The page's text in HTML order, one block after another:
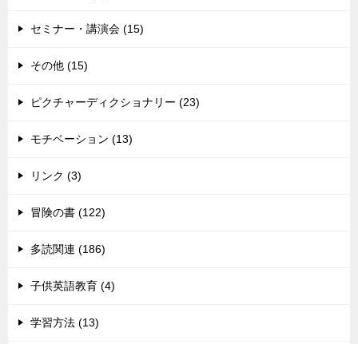
セミナー・講演会 (15)
その他 (15)
ピクチャーディクショナリー (23)
モチベーション (13)
リンク (3)
冒険の書 (122)
多読関連 (186)
子供英語教育 (4)
学習方法 (13)